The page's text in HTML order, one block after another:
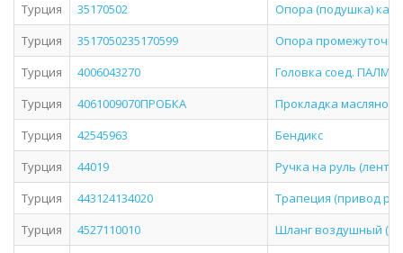
Турция
35170502
Опора (подушка)
Турция
3517050235170599
Опора
Турция
4006043270
Головка соед. ПАЛМ
Турция
4061009070ПРОБКА
Прокладка
Турция
42545963
Бендикс
Турция
44019
Ручка на руль
Турция
443124134020
Трапеция (привод
Турция
4527110010 Шланг воздушный